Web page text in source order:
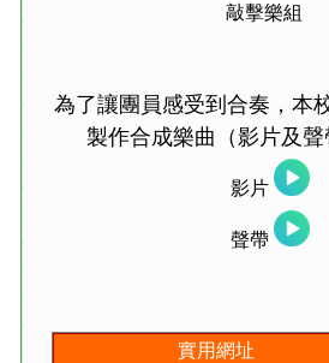
敲擊樂組
為了讓團員感受到合奏，本
製作合成樂曲（影片及
影片
聲帶
實用網址